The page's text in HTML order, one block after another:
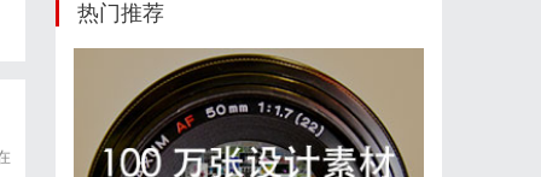
热门推荐